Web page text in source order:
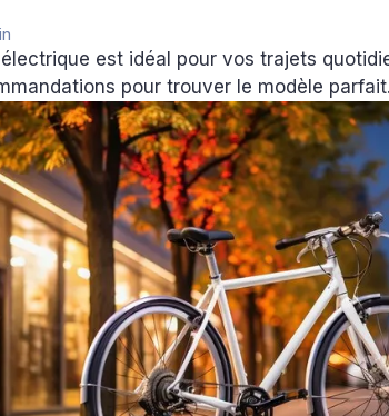
est idéal pour vos trajets
pour trouver le modèle parfait.